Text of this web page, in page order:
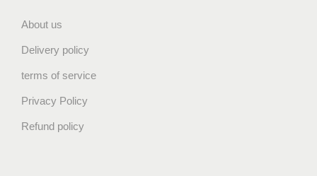
About us
Delivery policy
terms of service
Privacy Policy
Refund policy